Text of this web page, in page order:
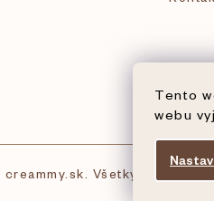
Tento
webu
creammy.sk . Všetky práva